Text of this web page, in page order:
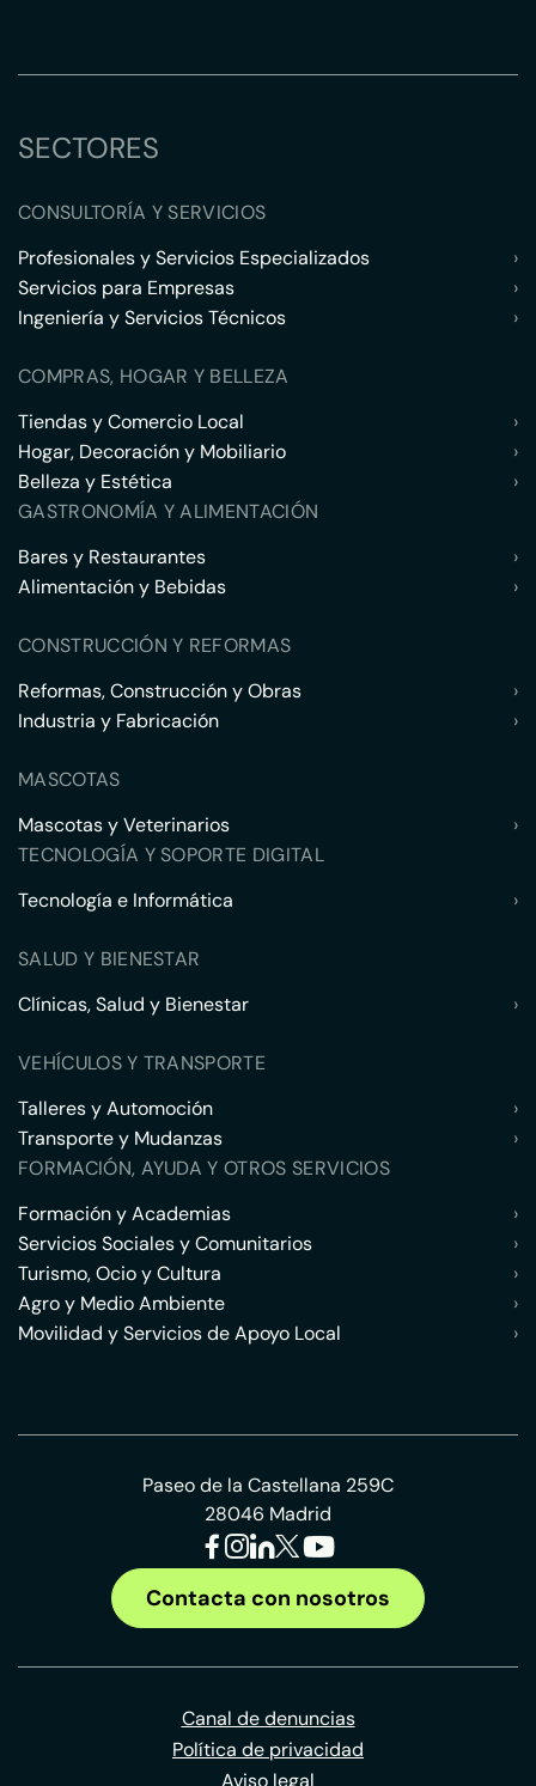
SECTORES
CONSULTORÍA Y SERVICIOS
Profesionales y Servicios Especializados
›
Servicios para Empresas
›
Ingeniería y Servicios Técnicos
›
COMPRAS, HOGAR Y BELLEZA
Tiendas y Comercio Local
›
Hogar, Decoración y Mobiliario
›
Belleza y Estética
›
GASTRONOMÍA Y ALIMENTACIÓN
Bares y Restaurantes
›
Alimentación y Bebidas
›
CONSTRUCCIÓN Y REFORMAS
Reformas, Construcción y Obras
›
Industria y Fabricación
›
MASCOTAS
Mascotas y Veterinarios
›
TECNOLOGÍA Y SOPORTE DIGITAL
Tecnología e Informática
›
SALUD Y BIENESTAR
Clínicas, Salud y Bienestar
›
VEHÍCULOS Y TRANSPORTE
Talleres y Automoción
›
Transporte y Mudanzas
›
FORMACIÓN, AYUDA Y OTROS SERVICIOS
Formación y Academias
›
Servicios Sociales y Comunitarios
›
Turismo, Ocio y Cultura
›
Agro y Medio Ambiente
›
Movilidad y Servicios de Apoyo Local
›
Paseo de la Castellana 259C
28046 Madrid
Contacta con nosotros
Canal de denuncias
Política de privacidad